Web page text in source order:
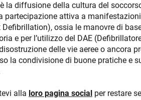
la diffusione della cultura del
partecipazione attiva a
Defibrillation), ossia le manovre di
e per l’utilizzo del DAE
delle vie aeree o ancora
la condivisione di buone pratiche e
alla loro pagina social per restare